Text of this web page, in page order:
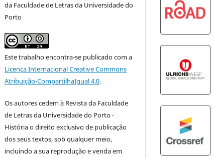
da Faculdade de Letras da Universidade do
Porto
Este trabalho encontra-se publicado com a
Licença Internacional Creative Commons
Atribuição-CompartilhaIgual 4.0.
Os autores cedem à Revista da Faculdade
de Letras da Universidade do Porto -
Históriao direito exclusivo de publicação
dos seus textos, sob qualquer meio,
incluindo a sua reprodução e venda em